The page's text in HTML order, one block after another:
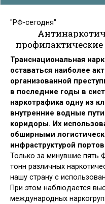
"РФ-сегодня"
Транснациональная
оставаться наиболее
организованной
в последние годы в
наркотрафика одну из
внутренние водные
коридоры. Их
обширными
инфраструктурой
Только за минувшие пять
тонн различных
нашу страну с
При этом наблюдается
международных